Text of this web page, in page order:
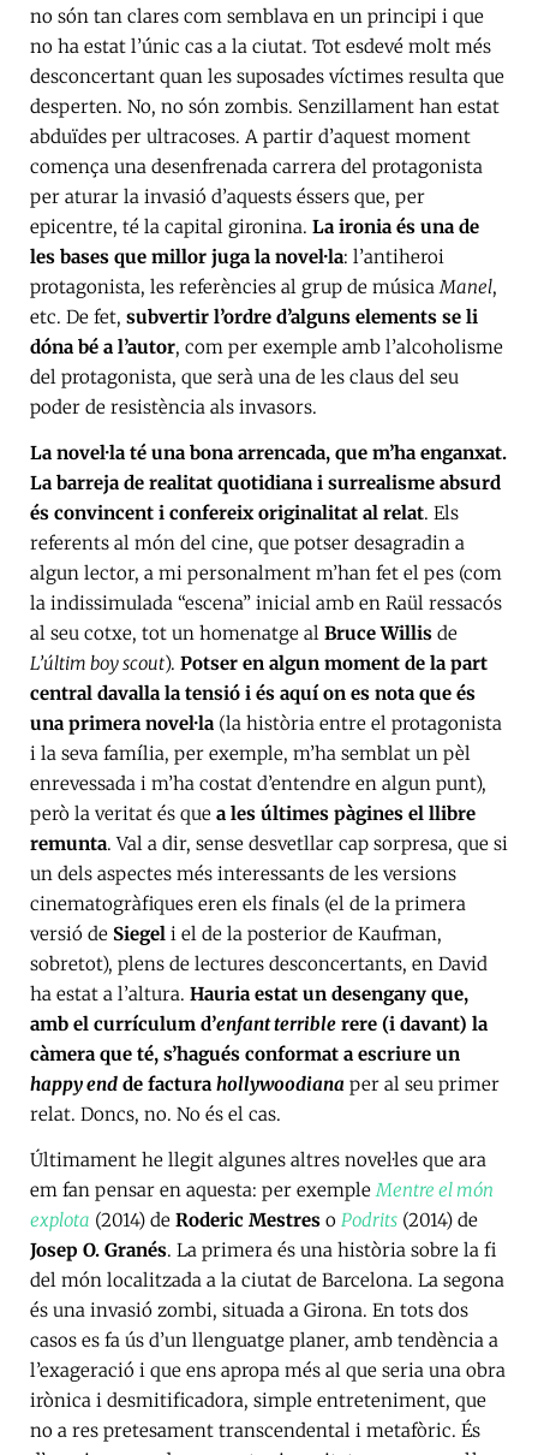
no són tan clares com semblava en un principi i que
no ha estat l’únic cas a la ciutat. Tot esdevé molt més
desconcertant quan les suposades víctimes resulta que
desperten. No, no són zombis. Senzillament han estat
abduïdes per ultracoses. A partir d’aquest moment
comença una desenfrenada carrera del protagonista
per aturar la invasió d’aquests éssers que, per
epicentre, té la capital gironina. La ironia és una de
les bases que millor juga la novel·la: l’antiheroi
protagonista, les referències al grup de músicaManel,
etc. De fet, subvertir l’ordre d’alguns elements se li
dóna bé a l’autor, com per exemple amb l’alcoholisme
del protagonista, que serà una de les claus del seu
poder de resistència als invasors.
La novel·la té una bona arrencada, que m’ha enganxat.
La barreja de realitat quotidiana i surrealisme absurd
és convincent i confereix originalitat al relat. Els
referents al món del cine, que potser desagradin a
algun lector, a mi personalment m’han fet el pes (com
la indissimulada “escena” inicial amb en Raül ressacós
al seu cotxe, tot un homenatge al Bruce Willis de
L’últim boy scout). Potser en algun moment de la part
central davalla la tensió i és aquí on es nota que és
una primera novel·la (la història entre el protagonista
i la seva família, per exemple, m’ha semblat un pèl
enrevessada i m’ha costat d’entendre en algun punt),
però la veritat és que a les últimes pàgines el llibre
remunta. Val a dir, sense desvetllar cap sorpresa, que si
un dels aspectes més interessants de les versions
cinematogràfiques eren els finals (el de la primera
versió de Siegel i el de la posterior de Kaufman,
sobretot), plens de lectures desconcertants, en David
ha estat a l’altura. Hauria estat un desengany que,
amb el currículum d’enfant terrible rere (i davant) la
càmera que té, s’hagués conformat a escriure un
happy end de factura hollywoodiana per al seu primer
relat. Doncs, no. No és el cas.
Últimament he llegit algunes altres novel·les que ara
em fan pensar en aquesta: per exempleMentre el món
explota (2014) de Roderic Mestres o Podrits (2014) de
Josep O. Granés. La primera és una història sobre la fi
del món localitzada a la ciutat de Barcelona. La segona
és una invasió zombi, situada a Girona. En tots dos
casos es fa ús d’un llenguatge planer, amb tendència a
l’exageració i que ens apropa més al que seria una obra
irònica i desmitificadora, simple entreteniment, que
no a res pretesament transcendental i metafòric. És